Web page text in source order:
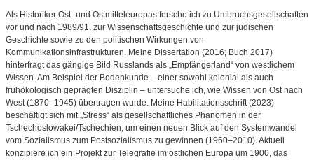
Als Historiker Ost- und Ostmitteleuropas forsche ich zu Umbruchsgesellschaften
vor und nach 1989/91, zur Wissenschaftsgeschichte und zur jüdischen
Geschichte sowie zu den politischen Wirkungen von
Kommunikationsinfrastrukturen. Meine Dissertation (2016; Buch 2017)
hinterfragt das gängige Bild Russlands als „Empfängerland“ von westlichem
Wissen. Am Beispiel der Bodenkunde – einer sowohl kolonial als auch
frühökologisch geprägten Disziplin – untersuche ich, wie Wissen von Ost nach
West (1870–1945) übertragen wurde. Meine Habilitationsschrift (2023)
beschäftigt sich mit „Stress“ als gesellschaftliches Phänomen in der
Tschechoslowakei/Tschechien, um einen neuen Blick auf den Systemwandel
vom Sozialismus zum Postsozialismus zu gewinnen (1960–2010). Aktuell
konzipiere ich ein Projekt zur Telegrafie im östlichen Europa um 1900, das